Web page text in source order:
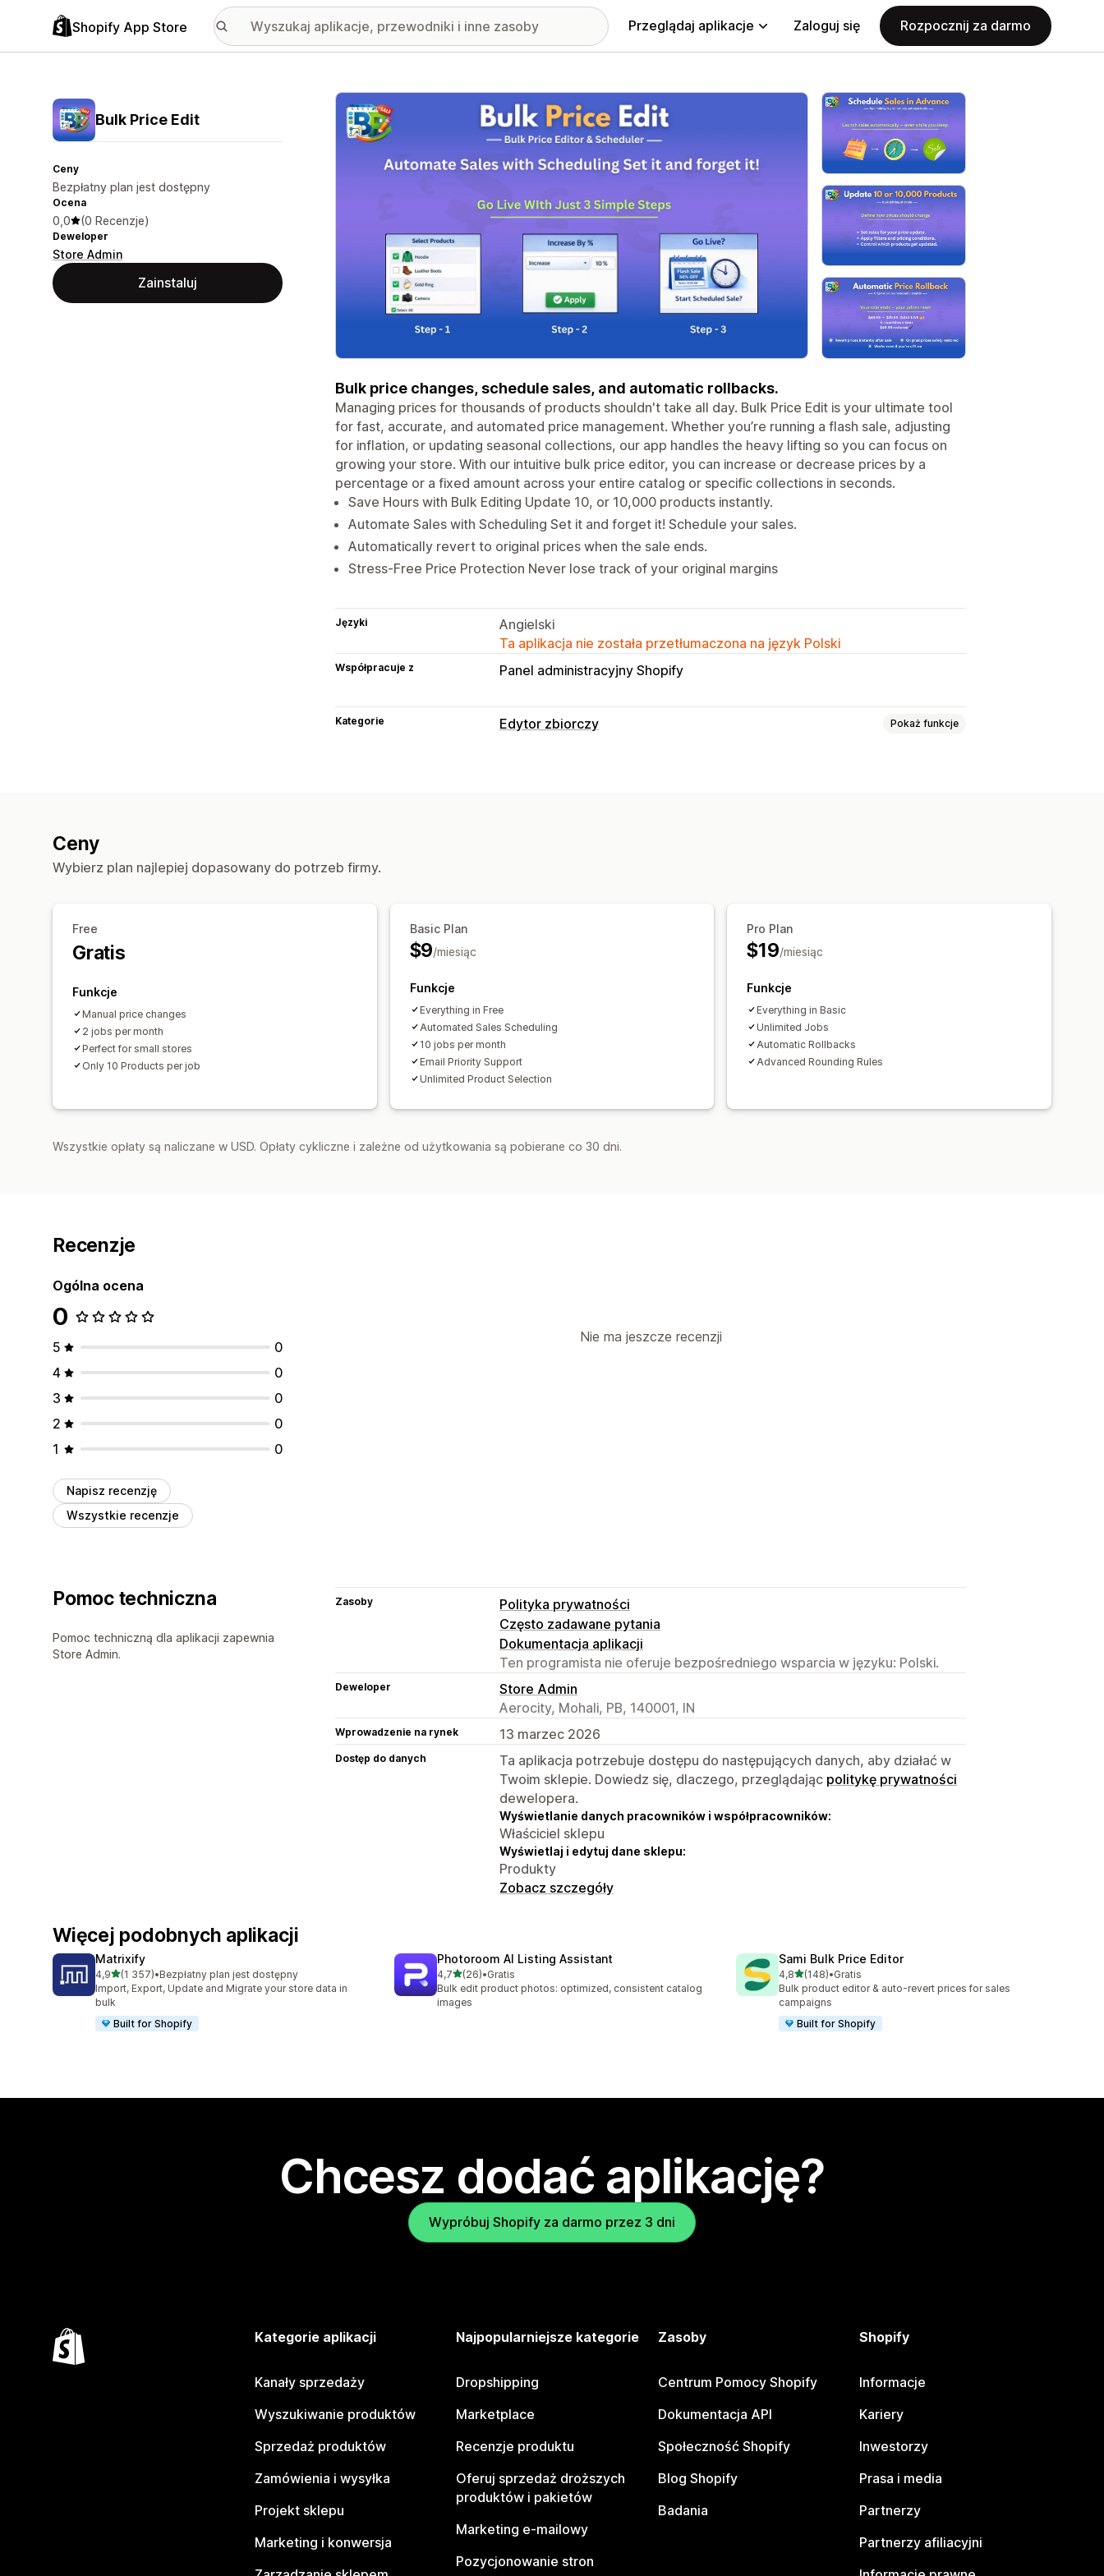
Shopify App Store Przeglądaj aplikacje Zaloguj się Rozpocznij za darmo
Bulk Price Edit
Ceny
Bezpłatny plan jest dostępny
Ocena
0,0 (0 Recenzje)
Deweloper
Store Admin
Zainstaluj
Wyróżnione obrazy w galerii
Bulk price changes, schedule sales, and automatic rollbacks.
Managing prices for thousands of products shouldn't take all day. Bulk Price Edit is your ultimate tool
for fast, accurate, and automated price management. Whether you’re running a flash sale, adjusting
for inflation, or updating seasonal collections, our app handles the heavy lifting so you can focus on
growing your store. With our intuitive bulk price editor, you can increase or decrease prices by a
percentage or a fixed amount across your entire catalog or specific collections in seconds.
Save Hours with Bulk Editing Update 10, or 10,000 products instantly.
Automate Sales with Scheduling Set it and forget it! Schedule your sales.
Automatically revert to original prices when the sale ends.
Stress-Free Price Protection Never lose track of your original margins
Języki
Angielski
Ta aplikacja nie została przetłumaczona na język Polski
Współpracuje z Panel administracyjny Shopify
Kategorie Edytor zbiorczy Pokaż funkcje
Ceny
Wybierz plan najlepiej dopasowany do potrzeb firmy.
Free
Gratis
Funkcje
Manual price changes
2 jobs per month
Perfect for small stores
Only 10 Products per job
Basic Plan
$9/miesiąc
Funkcje
Everything in Free
Automated Sales Scheduling
10 jobs per month
Email Priority Support
Unlimited Product Selection
Pro Plan
$19/miesiąc
Funkcje
Everything in Basic
Unlimited Jobs
Automatic Rollbacks
Advanced Rounding Rules
Wszystkie opłaty są naliczane w USD. Opłaty cykliczne i zależne od użytkowania są pobierane co 30 dni.
Recenzje
Ogólna ocena
0
5
0
4
0
3
0
2
0
1
0
Napisz recenzję
Wszystkie recenzje
Nie ma jeszcze recenzji
Pomoc techniczna
Pomoc techniczną dla aplikacji zapewnia
Store Admin.
Zasoby
Polityka prywatności
Często zadawane pytania
Dokumentacja aplikacji
Ten programista nie oferuje bezpośredniego wsparcia w języku: Polski.
Deweloper
Store Admin
Aerocity, Mohali, PB, 140001, IN
Wprowadzenie na rynek 13 marzec 2026
Dostęp do danych
Ta aplikacja potrzebuje dostępu do następujących danych, aby działać w
Twoim sklepie. Dowiedz się, dlaczego, przeglądając politykę prywatności
dewelopera.
Wyświetlanie danych pracowników i współpracowników:
Właściciel sklepu
Wyświetlaj i edytuj dane sklepu:
Produkty
Zobacz szczegóły
Więcej podobnych aplikacji
Matrixify
4,9na 5 gwiazdek
(1 357)
Łączna liczba recenzji: 1357
•Bezpłatny plan jest dostępny
Import, Export, Update and Migrate your store data in
bulk
Built for Shopify
Photoroom AI Listing Assistant
4,7na 5 gwiazdek
(26)
Łączna liczba recenzji: 26
•Gratis
Bulk edit product photos: optimized, consistent catalog
images
Sami Bulk Price Editor
4,8na 5 gwiazdek
(148)
Łączna liczba recenzji: 148
•Gratis
Bulk product editor & auto-revert prices for sales
campaigns
Built for Shopify
Chcesz dodać aplikację?
Wypróbuj Shopify za darmo przez 3 dni
Kategorie aplikacji
Kanały sprzedaży
Wyszukiwanie produktów
Sprzedaż produktów
Zamówienia i wysyłka
Projekt sklepu
Marketing i konwersja
Najpopularniejsze kategorie
Dropshipping
Marketplace
Recenzje produktu
Oferuj sprzedaż droższych
produktów i pakietów
Marketing e-mailowy
Pozycjonowanie stron
Zasoby
Centrum Pomocy Shopify
Dokumentacja API
Społeczność Shopify
Blog Shopify
Badania
Shopify
Informacje
Kariery
Inwestorzy
Prasa i media
Partnerzy
Partnerzy afiliacyjni